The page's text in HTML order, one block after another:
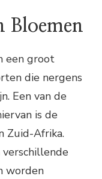
Bloemen
een groot
die nergens
Een van de
is de
Zuid-Afrika.
worden